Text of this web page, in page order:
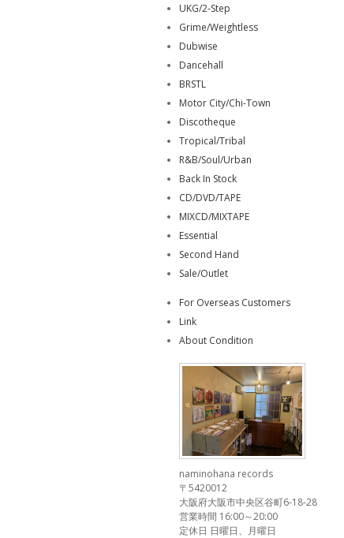
UKG/2-Step
Grime/Weightless
Dubwise
Dancehall
BRSTL
Motor City/Chi-Town
Discotheque
Tropical/Tribal
R&B/Soul/Urban
Back In Stock
CD/DVD/TAPE
MIXCD/MIXTAPE
Essential
Second Hand
Sale/Outlet
For Overseas Customers
Link
About Condition
naminohana records
〒5420012
大阪府大阪市中央区谷町6-18-28
営業時間 16:00～20:00
定休日 日曜日、月曜日